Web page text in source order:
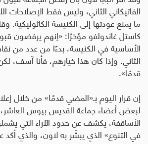
الفاتيكاني الثاني، وليس فقط الإصلاحات
ما يمنع عودتها إلى الكنيسة الكاثوليكية.
كاستل غاندولفو مؤخرًا: «إنهم يرفضون
الأساسية في الكنيسة، بدءًا من عدد من
الثاني. وإذا كان هذا خيارهم، فأنا آسف،
قدمًا».
إن قرار اليوم بـ«المضي قدمًا» من خلال
لبعض أعضاء جماعة القديس بيوس
الأساقفة، يكشف عن حدود الآراء التي
في التنوع» الذي يبشّر به لاون، والذي أكد عليه حتى